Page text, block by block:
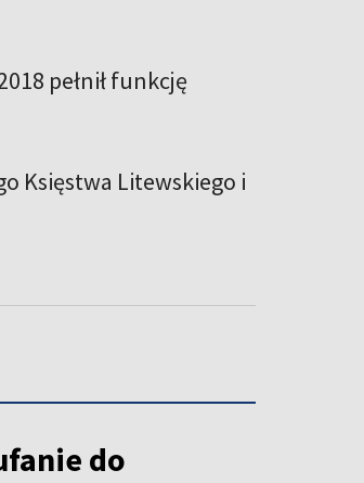
pełnił funkcję
Księstwa Litewskiego i
do